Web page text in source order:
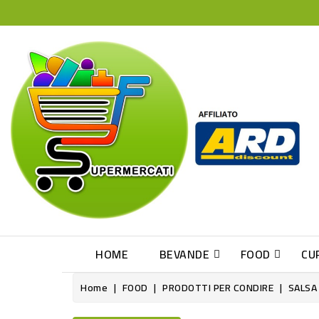
HOME BEVANDE FOOD
Home FOOD PRODOTTI PER CONDIRE